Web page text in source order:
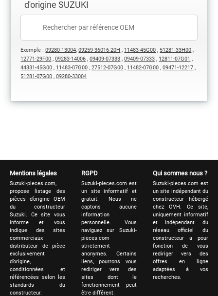
d'origine SUZUKI
Exemple :09280-13004,09259-36016-20H , 11483-45G00 , 51281-33H00 ,
12771-29F00 ,09283-14006 ,09409-07333 ,09409-07333 , 12811-07G01 ,
44331-45G00 , 11483-07G00 ,27512-07G00 , 11482-07G00 ,09471-12217 ,
51281-07G00 ,09280-33004
Mentions légales
Suzuki-pieces.com,
propose listage des
pièces d’origine OEM
du constructeur
Suzuki. Ce site vous
informe et vous
indique des sites
commerciaux
distributeur de pièce
exclusivement
d’origine,
conditionnées et
référencées selon les
standards du
constructeur.
RGPD
Suzuki-pieces.com est
un site informatif et
gratuit. Nous ne
captons aucune
information
personnelle. Vous
naviguez sur Suzuki-
pieces.com
strictement
anonymes. Certains
liens, pourrons vous
rediriger vers des
sites dont le
fonctionnement peut
être différent.
Qui sommes nous ?
Suzuki-pieces.com est
un site indépendant du
constructeur hébergé
chez OVH. Ce site,
uniquement informatif
et indépendant du
réseau officiel du
constructeur a pour
fonction de vous
rediriger vers des
offres en ligne
adaptées à vos
recherches.